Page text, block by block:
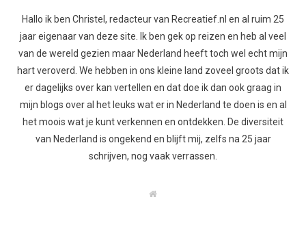
Hallo ik ben Christel, redacteur van Recreatief.nl en al ruim 25
jaar eigenaar van deze site. Ik ben gek op reizen en heb al veel
van de wereld gezien maar Nederland heeft toch wel echt mijn
hart veroverd. We hebben in ons kleine land zoveel groots dat ik
er dagelijks over kan vertellen en dat doe ik dan ook graag in
mijn blogs over al het leuks wat er in Nederland te doen is en al
het moois wat je kunt verkennen en ontdekken. De diversiteit
van Nederland is ongekend en blijft mij, zelfs na 25 jaar
schrijven, nog vaak verrassen.
W